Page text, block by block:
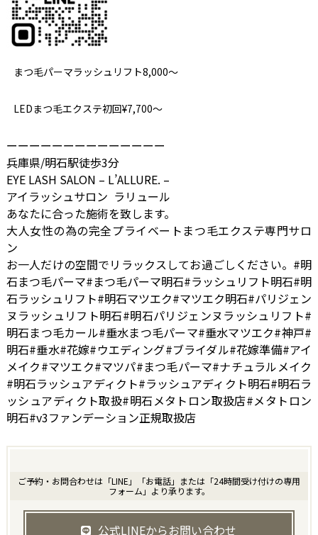
まつ毛パーマラッシュリフト8,000～
LEDまつ毛エクステ初回¥7,700～
ーーーーーーーーーーーーーー
兵庫県/明石駅徒歩3分
EYE LASH SALON – L’ALLURE. –
アイラッシュサロン ラリュール
あなたに合った施術を致します。
大人女性の為の完全プライベートまつ毛エクステ専門サロ
ン
お一人だけの空間でリラックスしてお過ごしください。#明
石まつ毛パーマ#まつ毛パーマ明石#ラッシュリフト明石#明
石ラッシュリフト#明石マツエク#マツエク明石#パリジェン
ヌラッシュリフト明石#明石パリジェンヌラッシュリフト#
明石まつ毛カール#垂水まつ毛パーマ#垂水マツエク#神戸#
明石#垂水#花嫁#ウエディング#ブライダル#花嫁準備#アイ
メイク#マツエク#マツパ#まつ毛パーマ#ナチュラルメイク
#明石ラッシュアディクト#ラッシュアディクト明石#明石ラ
ッシュアディクト取扱#明石メタトロン取扱店#メタトロン
明石#v3ファンデーション正規取扱店
ご予約・お問合わせは「LINE」「お電話」または「24時間受け付けの専用
フォーム」より承ります。
公式LINEからお問い合わせ